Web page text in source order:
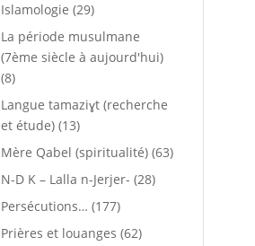
Islamologie (29)
La période musulmane
(7ème siècle à aujourd'hui)
(8)
Langue tamaziɣt (recherche
et étude) (13)
Mère Qabel (spiritualité) (63)
N-D K – Lalla n-Jerjer- (28)
Persécutions… (177)
Prières et louanges (62)